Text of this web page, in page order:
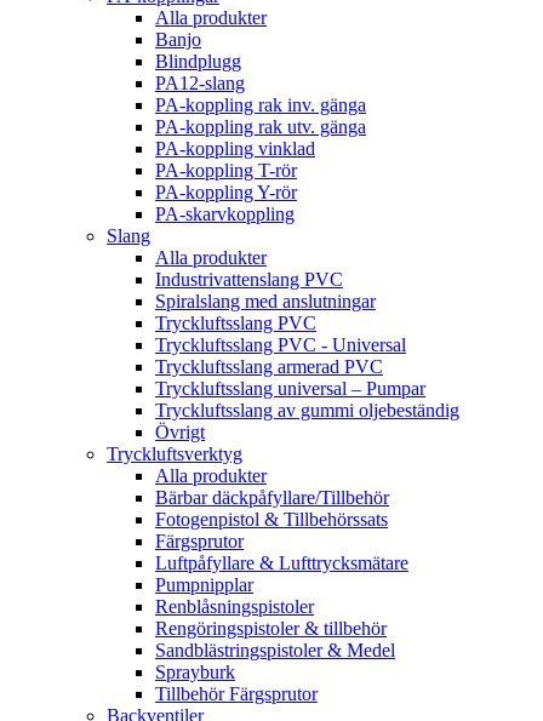
Alla produkter
Banjo
Blindplugg
PA12-slang
PA-koppling rak inv. gänga
PA-koppling rak utv. gänga
PA-koppling vinklad
PA-koppling T-rör
PA-koppling Y-rör
PA-skarvkoppling
Slang
Alla produkter
Industrivattenslang PVC
Spiralslang med anslutningar
Tryckluftsslang PVC
Tryckluftsslang PVC - Universal
Tryckluftsslang armerad PVC
Tryckluftsslang universal – Pumpar
Tryckluftsslang av gummi oljebeständig
Övrigt
Tryckluftsverktyg
Alla produkter
Bärbar däckpåfyllare/Tillbehör
Fotogenpistol & Tillbehörssats
Färgsprutor
Luftpåfyllare & Lufttrycksmätare
Pumpnipplar
Renblåsningspistoler
Rengöringspistoler & tillbehör
Sandblästringspistoler & Medel
Sprayburk
Tillbehör Färgsprutor
Backventiler